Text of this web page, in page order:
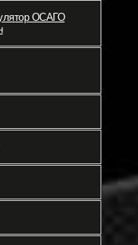
ОСАГО